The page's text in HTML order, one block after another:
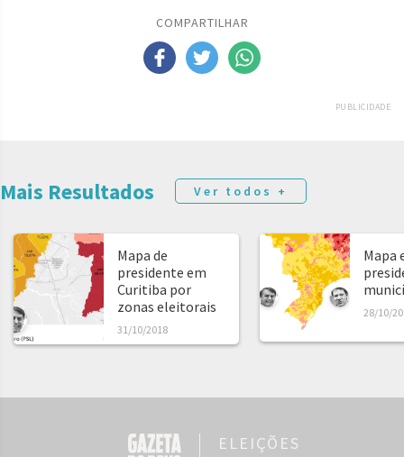
COMPARTILHAR
PUBLICIDADE
Mais Resultados Ver todos +
Mapa de
presidente em
Curitiba por
zonas eleitorais
31/10/2018
Mapa
28/10/
ELEIÇÕES